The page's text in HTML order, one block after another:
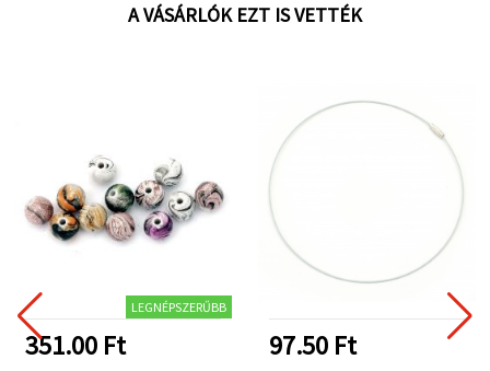
A VÁSÁRLÓK EZT IS VETTÉK
LEGNÉPSZERŰBB
351.00 Ft 97.50 Ft